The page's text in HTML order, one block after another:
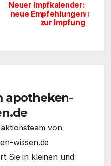
Neuer Impfkalender:
neue Empfehlungen
zur Impfung
apotheken-
von
wissen.de
Sie in kleinen und